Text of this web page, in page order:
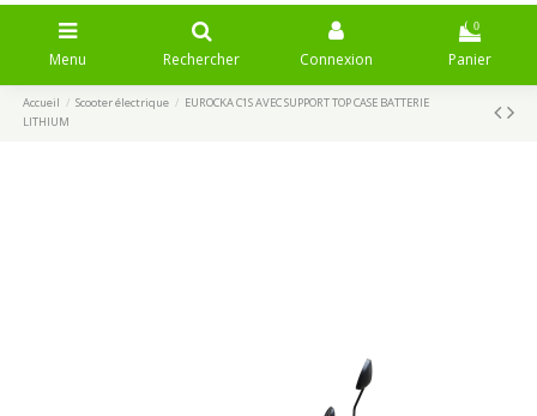
Menu Rechercher Connexion
0
Panier
Accueil Scooter électrique
EUROCKA C1S AVEC SUPPORT TOP CASE BATTERIE
LITHIUM